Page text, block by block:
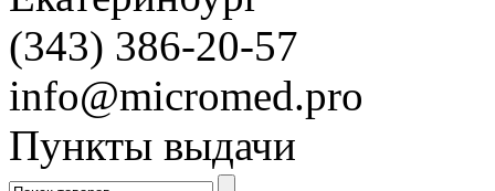
(343) 386-20-57
info@micromed.pro
Пункты выдачи